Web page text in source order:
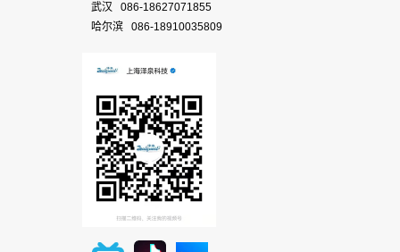
武汉 086-18627071855
哈尔滨 086-18910035809